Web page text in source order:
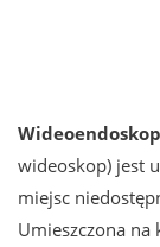
wideoskop) jest
miejsc
Umieszczona